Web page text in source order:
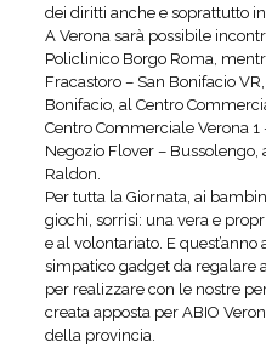
dei diritti anche e soprattutto
A Verona sarà possibile
Policlinico Borgo Roma,
Fracastoro – San Bonifacio
Bonifacio, al Centro
Centro Commerciale Verona 1
Negozio Flover – Bussolengo,
Raldon.
Per tutta la Giornata, ai
giochi, sorrisi: una vera e
e al volontariato. E
simpatico gadget da regalare
per realizzare con le nostre
creata apposta per ABIO
della provincia.